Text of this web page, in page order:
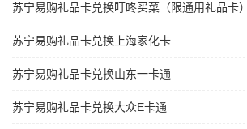
苏宁易购礼品卡兑换叮咚买菜（限通用礼品卡）
苏宁易购礼品卡兑换上海家化卡
苏宁易购礼品卡兑换山东一卡通
苏宁易购礼品卡兑换大众E卡通